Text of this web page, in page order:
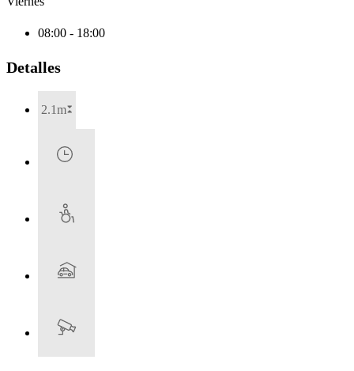
08:00 - 18:00
Detalles
2.1m